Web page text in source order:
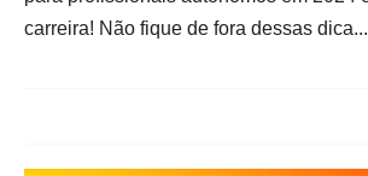
carreira! Não fique de fora dessas dica...